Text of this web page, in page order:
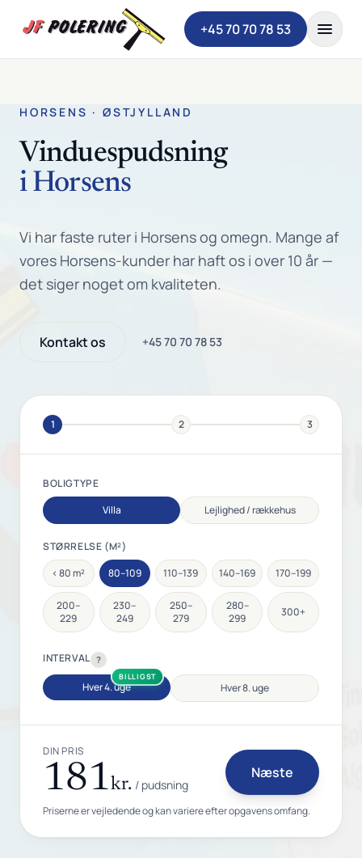
+45 70 70 78 53
HORSENS · ØSTJYLLAND
Vinduespudsning
i Horsens
Vi har faste ruter i Horsens og omegn. Mange af
vores Horsens-kunder har haft os i over 10 år —
det siger noget om kvaliteten.
Kontakt os +45 70 70 78 53
1 2 3
BOLIGTYPE
Villa
Lejlighed / rækkehus
STØRRELSE (M²)
< 80 m²
80–109 110–139 140–169 170–199
200–
229
230–
249
250–
279
280–
299
300+
INTERVAL ?
Hver 4. uge
BILLIGST
Hver 8. uge
DIN PRIS
181kr. / pudsning
Næste
Priserne er vejledende og kan variere efter opgavens omfang.